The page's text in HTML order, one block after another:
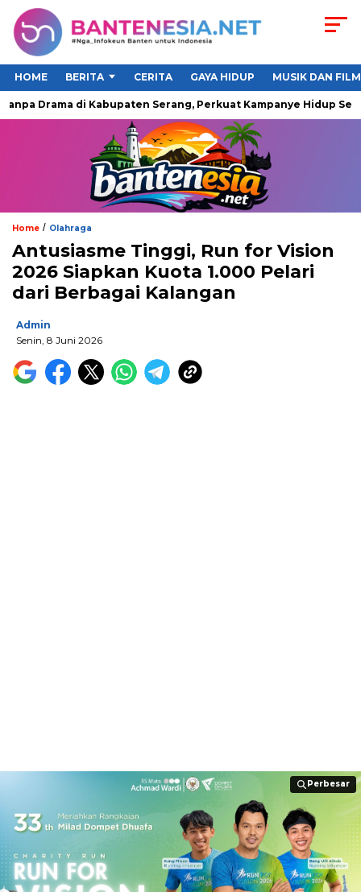
HOME BERITA CERITA GAYA HIDUP MUSIK DAN FILM
Drama di Kabupaten Serang, Perkuat Kampanye Hidup
Home / Olahraga
Antusiasme Tinggi, Run for Vision
2026 Siapkan Kuota 1.000 Pelari
dari Berbagai Kalangan
Admin
Senin, 8 Juni 2026
Perbesar
Perbesar